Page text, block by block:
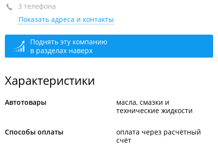
4-й этаж, оф. 401
+7 (423) 233-48-91
+7 (423) 233-49-91
+7 914 707-25-87
3 телефона
Показать адреса и контакты
Поднять эту компанию
в разделах наверх
Характеристики
Автотовары
масла, смазки и
технические жидкости
Способы оплаты
оплата через расчётный
счёт